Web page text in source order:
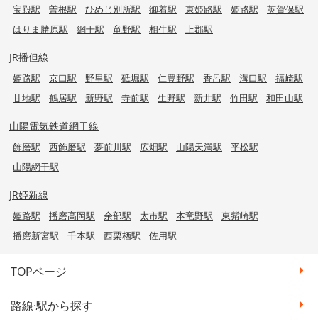
宝殿駅 曽根駅 ひめじ別所駅 御着駅 東姫路駅 姫路駅
英賀保駅
はりま勝原駅
網干駅 竜野駅 相生駅 上郡駅
JR播但線
姫路駅 京口駅 野里駅 砥堀駅 仁豊野駅 香呂駅 溝口駅
福崎駅
甘地駅
鶴居駅 新野駅 寺前駅 生野駅 新井駅 竹田駅 和田山駅
山陽電気鉄道網干線
飾磨駅 西飾磨駅 夢前川駅 広畑駅 山陽天満駅
平松駅
山陽網干駅
JR姫新線
姫路駅 播磨高岡駅 余部駅 太市駅 本竜野駅
東觜崎駅
播磨新宮駅
千本駅 西栗栖駅 佐用駅
TOPページ
路線·駅から探す